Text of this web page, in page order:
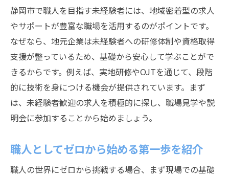
静岡市で職人を目指す未経験者には、地域密着型の求人
やサポートが豊富な職場を活用するのがポイントです。
なぜなら、地元企業は未経験者への研修体制や資格取得
支援が整っているため、基礎から安心して学ぶことがで
きるからです。例えば、実地研修やOJTを通じて、段階
的に技術を身につける機会が提供されています。まず
は、未経験者歓迎の求人を積極的に探し、職場見学や説
明会に参加することから始めましょう。
職人としてゼロから始める第一歩を紹介
職人の世界にゼロから挑戦する場合、まず現場での基礎